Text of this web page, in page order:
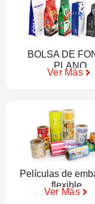
BOLSA DE
PLANO
Ver Más
Películas de
flexible
Ver Más